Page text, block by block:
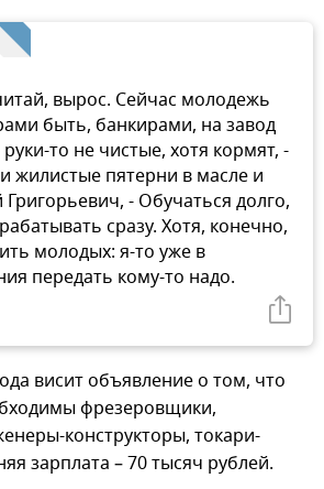
вырос. Сейчас молодежь
быть, банкирами, на завод
то не чистые, хотя кормят, -
жилистые пятерни в масле и
- Обучаться долго,
сразу. Хотя, конечно,
молодых: я-то уже в
передать кому-то надо.
висит объявление о том, что
фрезеровщики,
конструкторы, токари-
зарплата – 70 тысяч рублей.